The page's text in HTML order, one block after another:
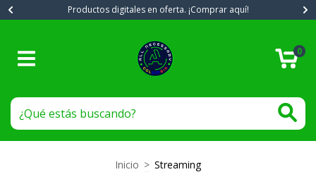
Productos digitales en oferta. ¡Comprar aquí!
0
Inicio > Streaming